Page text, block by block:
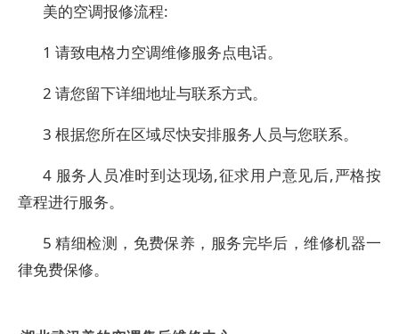
美的空调报修流程:
1 请致电格力空调维修服务点电话。
2 请您留下详细地址与联系方式。
3 根据您所在区域尽快安排服务人员与您联系。
4 服务人员准时到达现场,征求用户意见后,严格按
章程进行服务。
5 精细检测，免费保养，服务完毕后，维修机器一
律免费保修。